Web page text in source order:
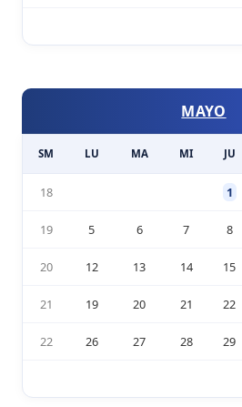
MAYO
SM LU MA MI JU
18 1
19 5 6 7 8
20 12 13 14 15
21 19 20 21 22
22 26 27 28 29